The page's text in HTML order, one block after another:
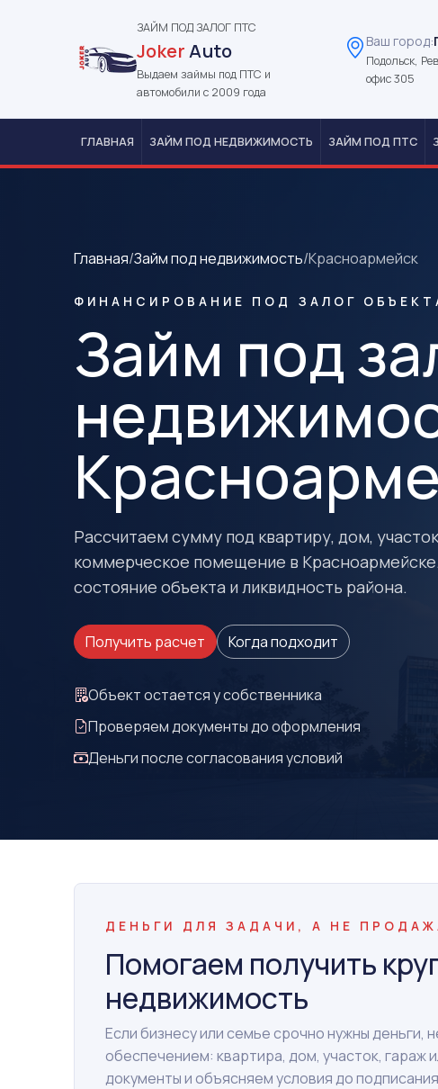
ЗАЙМ ПОД ЗАЛОГ ПТС
JokerAuto
Выдаем займы под ПТС и
автомобили с 2009 года
Ваш город:
Подольск,
офис 305
ГЛАВНАЯ ЗАЙМ ПОД НЕДВИЖИМОСТЬ ЗАЙМ ПОД ПТС
Главная/Займ под недвижимость/Красноармейск
ФИНАНСИРОВАНИЕ ПОД ЗАЛОГ
Займ под
Рассчитаем сумму под квартиру, дом,
коммерческое помещение в
состояние объекта и ликвидность района.
Получить расчет Когда подходит
Объект остается у собственника
Проверяем документы до оформления
Деньги после согласования условий
ДЕНЬГИ ДЛЯ ЗАДАЧИ, А НЕ
Помогаем получить
недвижимость
Если бизнесу или семье срочно нужны
обеспечением: квартира, дом, участок,
документы и объясняем условия до